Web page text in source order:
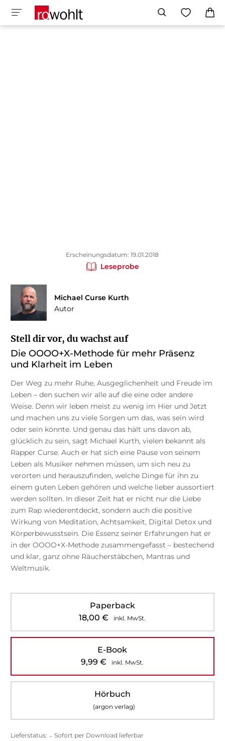
Erscheinungsdatum: 19.01.2018
Leseprobe
Michael Curse Kurth
Autor
Stell dir vor, du wachst auf
Die OOOO+X-Methode für mehr Präsenz
und Klarheit im Leben
Der Weg zu mehr Ruhe, Ausgeglichenheit und Freude im
Leben – den suchen wir alle auf die eine oder andere
Weise. Denn wir leben meist zu wenig im Hier und Jetzt
und machen uns zu viele Sorgen um das, was sein wird
oder sein könnte. Und genau das hält uns davon ab,
glücklich zu sein, sagt Michael Kurth, vielen bekannt als
Rapper Curse. Auch er hat sich eine Pause von seinem
Leben als Musiker nehmen müssen, um sich neu zu
verorten und herauszufinden, welche Dinge für ihn zu
einem guten Leben gehören und welche lieber aussortiert
werden sollten. In dieser Zeit hat er nicht nur die Liebe
zum Rap wiederentdeckt, sondern auch die positive
Wirkung von Meditation, Achtsamkeit, Digital Detox und
Körperbewusstsein. Die Essenz seiner Erfahrungen hat er
in der OOOO+X-Methode zusammengefasst – bestechend
und klar, ganz ohne Räucherstäbchen, Mantras und
Weltmusik.
Paperback
18,00€ inkl. MwSt.
E-Book
9,99€ inkl. MwSt.
Hörbuch
(argon verlag)
Lieferstatus: • Sofort per Download lieferbar